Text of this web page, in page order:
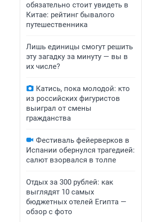
обязательно стоит увидеть в
Китае: рейтинг бывалого
путешественника
Лишь единицы смогут решить
эту загадку за минуту — вы в
их числе?
Катись, пока молодой: кто
из российских фигуристов
выиграл от смены
гражданства
Фестиваль фейерверков в
Испании обернулся трагедией:
салют взорвался в толпе
Отдых за 300 рублей: как
выглядят 10 самых
бюджетных отелей Египта —
обзор с фото